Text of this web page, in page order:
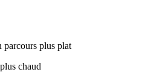
parcours plus plat
chaud